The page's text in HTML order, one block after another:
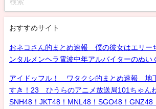
おすすめサイト
おネコさん的まとめ速報 僕の彼女はエリー
ンタルメンヘラ電波中年アルバイターのぬい
アイドッフル！ ワタクシ的まとめ速報 地
すき！23 ひうらのアニメ放送局101ちゃん
SNH48！JKT48！MNL48！SGO48！GNZ48